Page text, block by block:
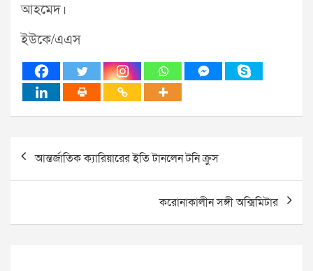
আহমেদ।
ইউকে/এএস
Post
navigation
আন্তর্জাতিক ক্যারিয়ারের ইতি টানলেন টনি ক্রুস
করোনাকালীন সঙ্গী অক্সিমিটার